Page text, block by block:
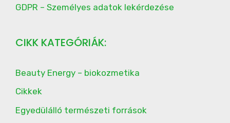
GDPR – Személyes adatok lekérdezése
CIKK KATEGÓRIÁK:
Beauty Energy – biokozmetika
Cikkek
Egyedülálló természeti források